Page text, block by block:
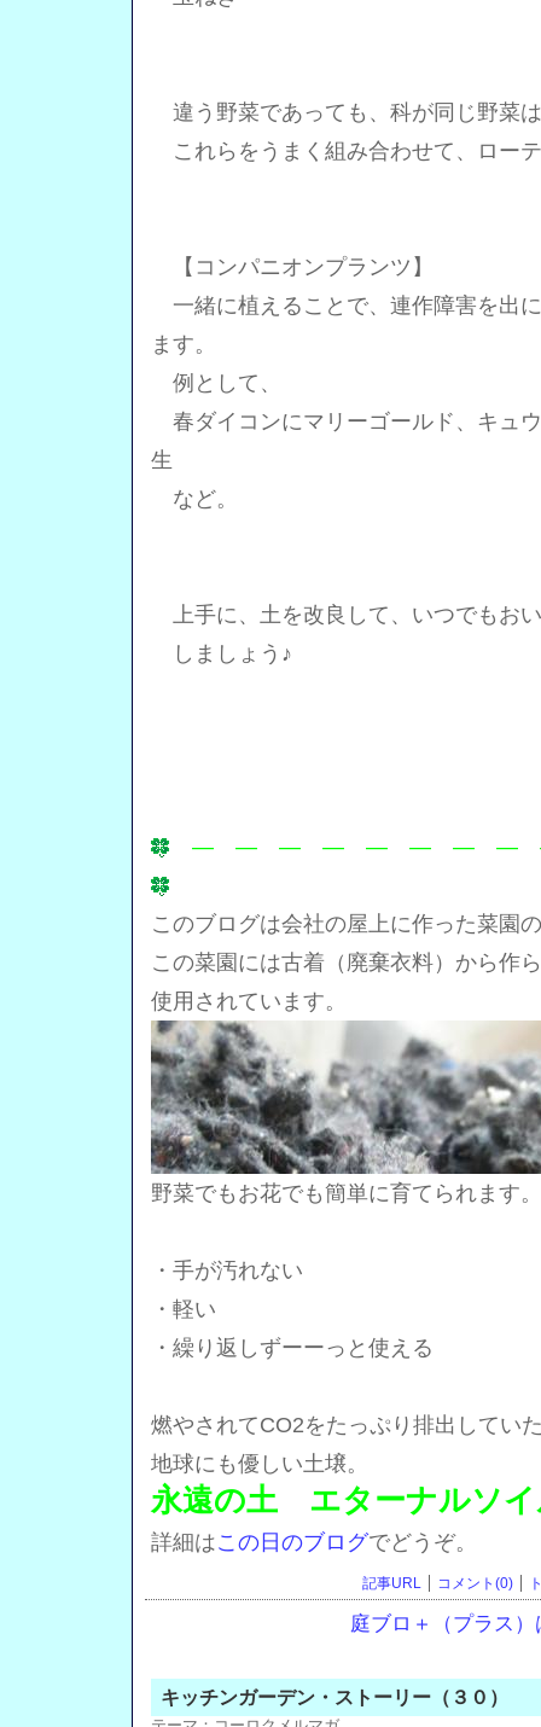
違う野菜であっても、科が同じ野菜
これらをうまく組み合わせて、ロー
【コンパニオンプランツ】
一緒に植えることで、連作障害を出
ます。
例として、
春ダイコンにマリーゴールド、キュ
生
など。
上手に、土を改良して、いつでもお
しましょう♪
― ― ― ― ― ― ― ―
このブログは会社の屋上に作った菜園
この菜園には古着（廃棄衣料）から作
使用されています。
野菜でもお花でも簡単に育てられます。
・手が汚れない
・軽い
・繰り返しずーーっと使える
燃やされてCO2をたっぷり排出してい
地球にも優しい土壌。
永遠の土 エターナルソ
詳細はこの日のブログでどうぞ。
記事URL コメント(0)
庭ブロ＋（プラス）
キッチンガーデン・ストーリー（３０）